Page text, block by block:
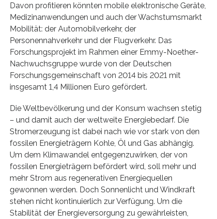
Davon profitieren könnten mobile elektronische Geräte,
Medizinanwendungen und auch der Wachstumsmarkt
Mobilität: der Automobilverkehr, der
Personennahverkehr und der Flugverkehr. Das
Forschungsprojekt im Rahmen einer Emmy-Noether-
Nachwuchsgruppe wurde von der Deutschen
Forschungsgemeinschaft von 2014 bis 2021 mit
insgesamt 1,4 Millionen Euro gefördert.
Die Weltbevölkerung und der Konsum wachsen stetig
– und damit auch der weltweite Energiebedarf. Die
Stromerzeugung ist dabei nach wie vor stark von den
fossilen Energieträgern Kohle, Öl und Gas abhängig.
Um dem Klimawandel entgegenzuwirken, der von
fossilen Energieträgern befördert wird, soll mehr und
mehr Strom aus regenerativen Energiequellen
gewonnen werden. Doch Sonnenlicht und Windkraft
stehen nicht kontinuierlich zur Verfügung. Um die
Stabilität der Energieversorgung zu gewährleisten,